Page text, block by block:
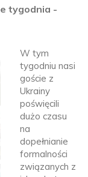
tygodnia -
W tym
tygodniu nasi
goście z
Ukrainy
poświęcili
dużo czasu
na
dopełnianie
formalności
związanych z